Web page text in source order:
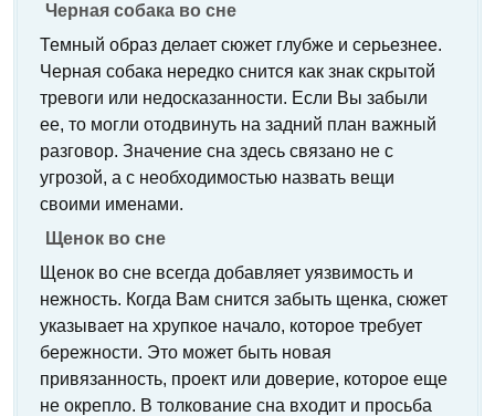
Черная собака во сне
Темный образ делает сюжет глубже и серьезнее.
Черная собака нередко снится как знак скрытой
тревоги или недосказанности. Если Вы забыли
ее, то могли отодвинуть на задний план важный
разговор. Значение сна здесь связано не с
угрозой, а с необходимостью назвать вещи
своими именами.
Щенок во сне
Щенок во сне всегда добавляет уязвимость и
нежность. Когда Вам снится забыть щенка, сюжет
указывает на хрупкое начало, которое требует
бережности. Это может быть новая
привязанность, проект или доверие, которое еще
не окрепло. В толкование сна входит и просьба